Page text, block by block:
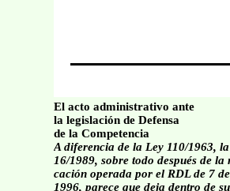
El acto administrativo ante
la legislación de Defensa
de la Competencia
A diferencia de la Ley 110/1963,
16/1989, sobre todo después de la
cación operada por el RDL de 7
1996, parece que deja dentro de